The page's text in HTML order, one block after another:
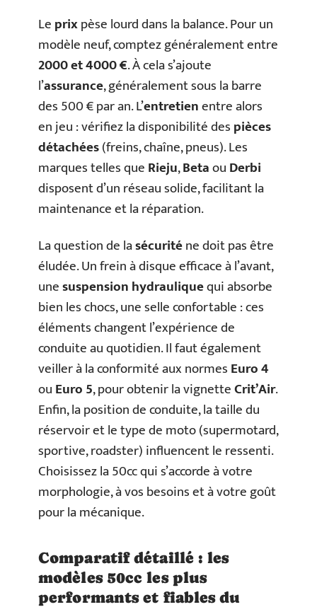
Leprixpèse lourd dans la balance. Pour un
modèle neuf, comptez généralement entre
2000 et 4000 €. À cela s’ajoute
l’assurance, généralement sous la barre
des 500 € par an. L’entretienentre alors
en jeu : vérifiez la disponibilité despièces
détachées(freins, chaîne, pneus). Les
marques telles queRieju,BetaouDerbi
disposent d’un réseau solide, facilitant la
maintenance et la réparation.
La question de lasécuriténe doit pas être
éludée. Un frein à disque efficace à l’avant,
unesuspension hydrauliquequi absorbe
bien les chocs, une selle confortable : ces
éléments changent l’expérience de
conduite au quotidien. Il faut également
veiller à la conformité aux normesEuro 4
ouEuro 5, pour obtenir la vignetteCrit’Air.
Enfin, la position de conduite, la taille du
réservoir et le type de moto (supermotard,
sportive, roadster) influencent le ressenti.
Choisissez la 50cc qui s’accorde à votre
morphologie, à vos besoins et à votre goût
pour la mécanique.
Comparatif détaillé : les
modèles 50cc les plus
performants et fiables du